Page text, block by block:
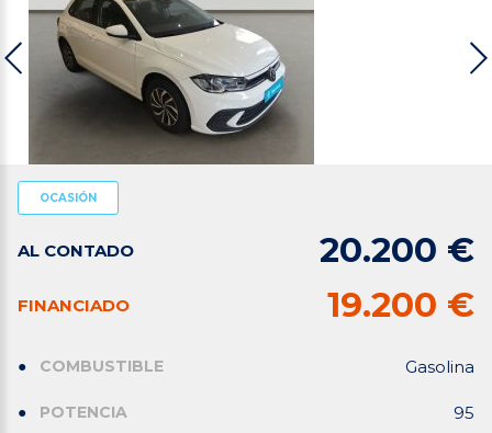
OCASIÓN
AL CONTADO 20.200 €
FINANCIADO 19.200 €
COMBUSTIBLE Gasolina
POTENCIA 95